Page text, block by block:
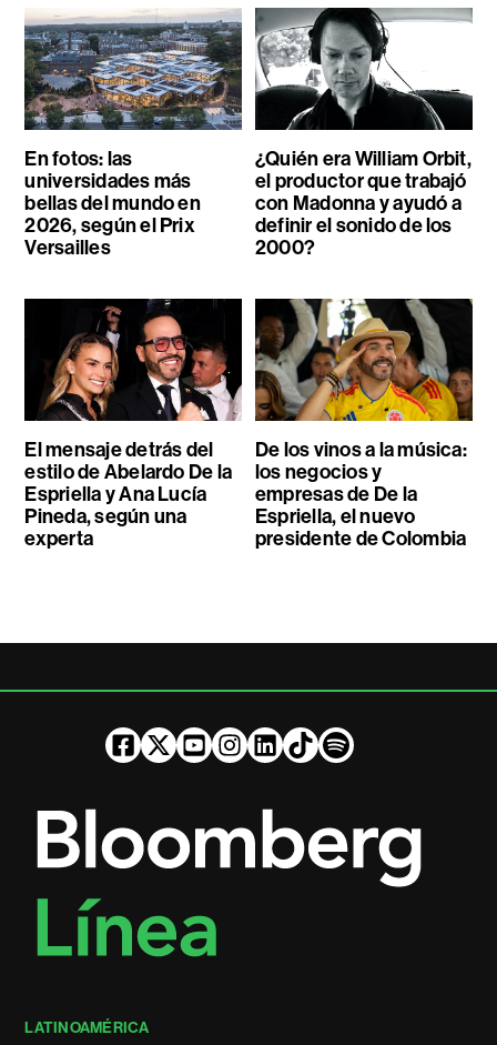
En fotos: las
universidades más
bellas del mundo en
2026, según el Prix
Versailles
¿Quién era William Orbit,
el productor que trabajó
con Madonna y ayudó a
definir el sonido de los
2000?
El mensaje detrás del
estilo de Abelardo De la
Espriella y Ana Lucía
Pineda, según una
experta
De los vinos a la música:
los negocios y
empresas de De la
Espriella, el nuevo
presidente de Colombia
LATINOAMÉRICA